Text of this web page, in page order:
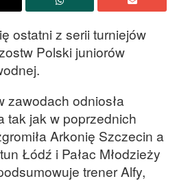
ostatni z serii turniejów
Polski juniorów
zawodach odniosła
tak jak w poprzednich
Arkonię Szczecin a
Łódź i Pałac Młodzieży
trener Alfy,